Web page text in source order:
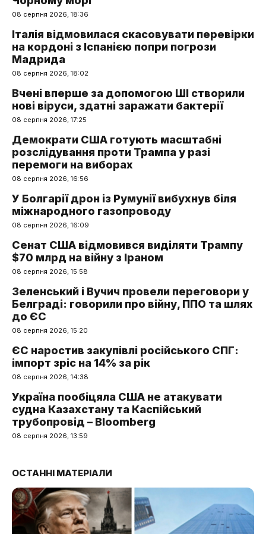
08 серпня 2026, 18:36
Італія відмовилася скасовувати перевірки
на кордоні з Іспанією попри погрози
Мадрида
08 серпня 2026, 18:02
Вчені вперше за допомогою ШІ створили
нові віруси, здатні заражати бактерії
08 серпня 2026, 17:25
Демократи США готують масштабні
розслідування проти Трампа у разі
перемоги на виборах
08 серпня 2026, 16:56
У Болгарії дрон із Румунії вибухнув біля
міжнародного газопроводу
08 серпня 2026, 16:09
Сенат США відмовився виділяти Трампу
$70 млрд на війну з Іраном
08 серпня 2026, 15:58
Зеленський і Вучич провели переговори у
Белграді: говорили про війну, ППО та шлях
до ЄС
08 серпня 2026, 15:20
ЄС наростив закупівлі російського СПГ:
імпорт зріс на 14% за рік
08 серпня 2026, 14:38
Україна пообіцяла США не атакувати
судна Казахстану та Каспійський
трубопровід – Bloomberg
08 серпня 2026, 13:59
ОСТАННІ МАТЕРІАЛИ